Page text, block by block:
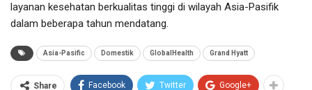
layanan kesehatan berkualitas tinggi di wilayah Asia-Pasifik
dalam beberapa tahun mendatang.
Asia-Pasific Domestik GlobalHealth Grand Hyatt
Share Facebook Twitter Google+